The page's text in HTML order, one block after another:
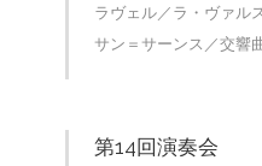
ラヴェル／ラ・ヴァル
サン＝サーンス／交響
第14回演奏会